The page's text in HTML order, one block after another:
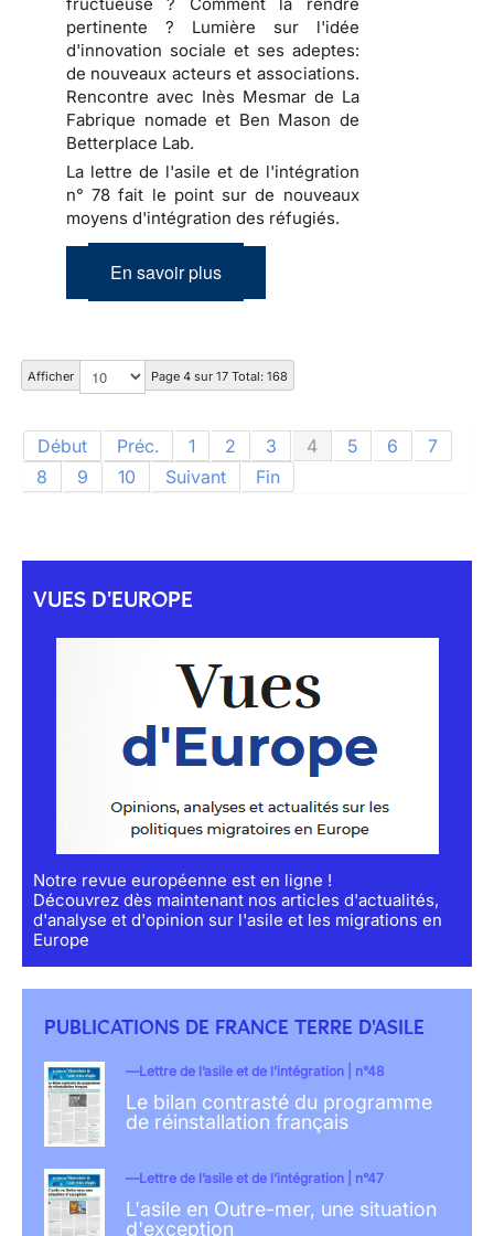
pertinente ? Lumière sur l'idée
d'innovation sociale et ses adeptes:
de nouveaux acteurs et associations.
Rencontre avec Inès Mesmar de La
Fabrique nomade et Ben Mason de
Betterplace Lab.
La lettre de l'asile et de l'intégration
n° 78 fait le point sur de nouveaux
moyens d'intégration des réfugiés.
En savoir plus
Afficher Page 4 sur 17 Total: 168
Début Préc. 1 2 3 4 5 6
7
8
9 10 Suivant Fin
VUES D'EUROPE
Notre revue européenne est en ligne !
Découvrez dès maintenant nos articles d'actualités,
d'analyse et d'opinion sur l'asile et les migrations en
Europe
PUBLICATIONS DE FRANCE TERRE D'ASILE
Lettre de l’asile et de l’intégration | n°48
Le bilan contrasté du programme
de réinstallation français
Lettre de l’asile et de l’intégration | n°47
L'asile en Outre-mer, une situation
d'exception